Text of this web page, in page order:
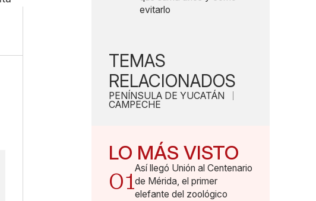
evitarlo
TEMAS
RELACIONADOS
PENÍNSULA DE YUCATÁN
CAMPECHE
LO MÁS VISTO
01Así llegó Unión al Centenario
de Mérida, el primer
elefante del zoológico